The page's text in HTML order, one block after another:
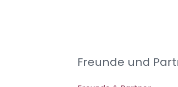
Freunde und